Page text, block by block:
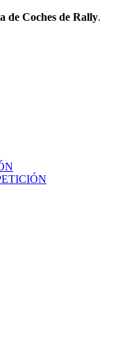
de Coches de Rally.